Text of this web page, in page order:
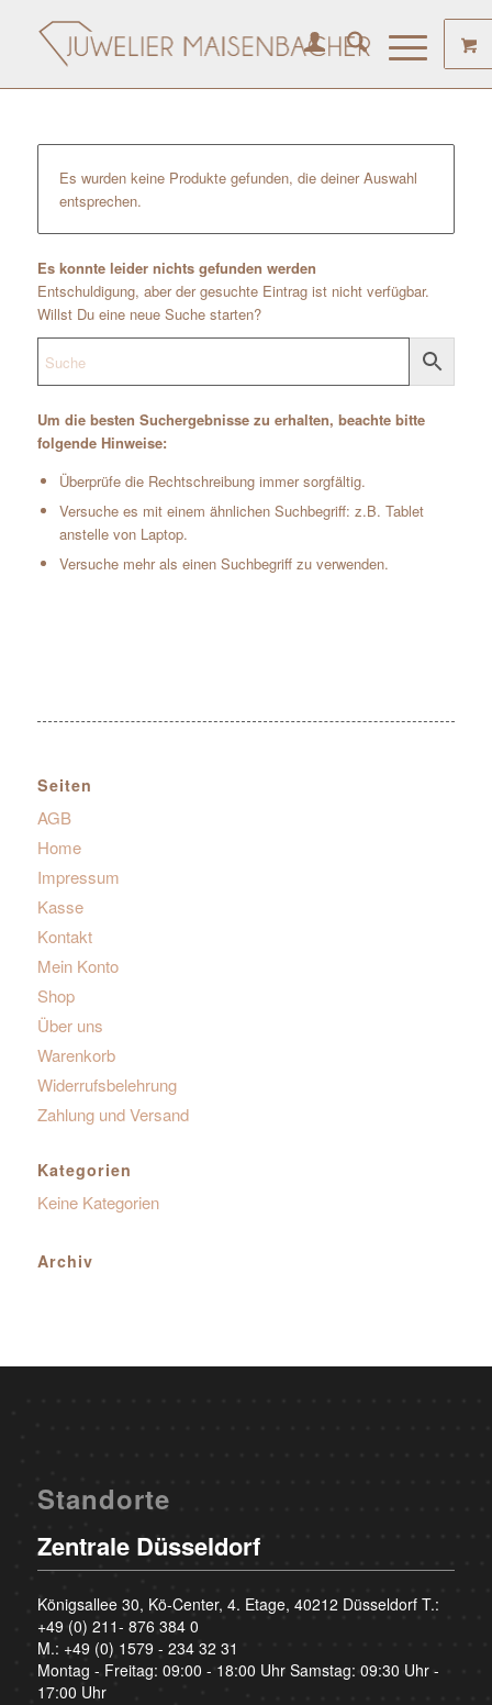
Es wurden keine Produkte gefunden, die deiner Auswahl
entsprechen.
Es konnte leider nichts gefunden werden
Entschuldigung, aber der gesuchte Eintrag ist nicht verfügbar.
Willst Du eine neue Suche starten?
Um die besten Suchergebnisse zu erhalten, beachte bitte
folgende Hinweise:
Überprüfe die Rechtschreibung immer sorgfältig.
Versuche es mit einem ähnlichen Suchbegriff: z.B. Tablet
anstelle von Laptop.
Versuche mehr als einen Suchbegriff zu verwenden.
Seiten
AGB
Home
Impressum
Kasse
Kontakt
Mein Konto
Shop
Über uns
Warenkorb
Widerrufsbelehrung
Zahlung und Versand
Kategorien
Keine Kategorien
Archiv
Standorte
Zentrale Düsseldorf
Königsallee 30, Kö-Center, 4. Etage, 40212 Düsseldorf T.:
+49 (0) 211- 876 384 0
M.: +49 (0) 1579 - 234 32 31
Montag - Freitag: 09:00 - 18:00 Uhr Samstag: 09:30 Uhr -
17:00 Uhr